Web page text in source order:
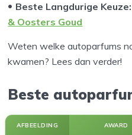
Beste Langdurige Keuze:
& Oosters Goud
Weten welke autoparfums
kwamen? Lees dan verder!
Beste
AFBEELDING AWARD